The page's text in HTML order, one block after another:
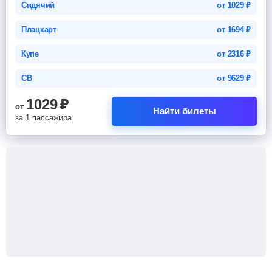
Сидячий от 1029₽
Плацкарт от 1694₽
Купе от 2316₽
СВ от 9629₽
от 1029₽
за 1 пассажира
Найти билеты